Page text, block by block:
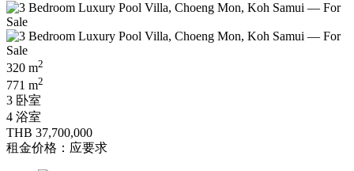
320 m2
771 m2
3 卧室
4 浴室
THB 37,700,000
租金价格：应要求